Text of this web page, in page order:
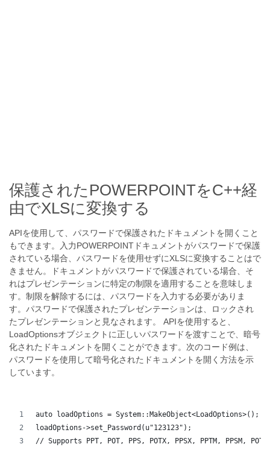
保護されたPOWERPOINTをC++経
由でXLSに変換する
APIを使用して、パスワードで保護されたドキュメントを開くこと
もできます。入力POWERPOINTドキュメントがパスワードで保護
されている場合、パスワードを使用せずにXLSに変換することはで
きません。ドキュメントがパスワードで保護されている場合、そ
れはプレゼンテーションに特定の制限を適用することを意味しま
す。制限を解除するには、パスワードを入力する必要がありま
す。パスワードで保護されたプレゼンテーションは、ロックされ
たプレゼンテーションと見なされます。 APIを使用すると、
LoadOptionsオブジェクトに正しいパスワードを渡すことで、暗号
化されたドキュメントを開くことができます。次のコード例は、
パスワードを使用して暗号化されたドキュメントを開く方法を示
しています。
auto loadOptions = System::MakeObject<LoadOptions>();
loadOptions->set_Password(u"123123");
// Supports PPT, POT, PPS, POTX, PPSX, PPTM, PPSM,